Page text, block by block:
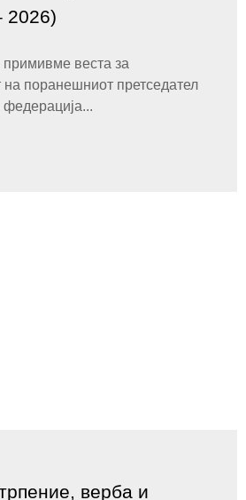
2026)
примивме веста за
на поранешниот претседател
федерација...
верба и